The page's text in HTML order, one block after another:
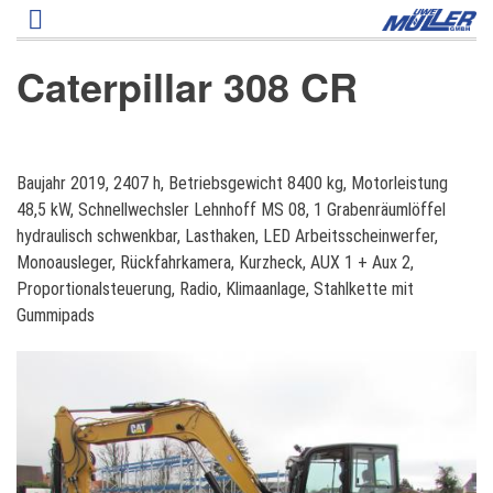
Direkt
zum
Caterpillar 308 CR
C
a
t
e
r
p
i
0
8
Baujahr 2019, 2407 h, Betriebsgewicht 8400 kg, Motorleistung
48,5 kW, Schnellwechsler Lehnhoff MS 08, 1 Grabenräumlöffel
hydraulisch schwenkbar, Lasthaken, LED Arbeitsscheinwerfer,
Monoausleger, Rückfahrkamera, Kurzheck, AUX 1 + Aux 2,
Proportionalsteuerung, Radio, Klimaanlage, Stahlkette mit
Gummipads